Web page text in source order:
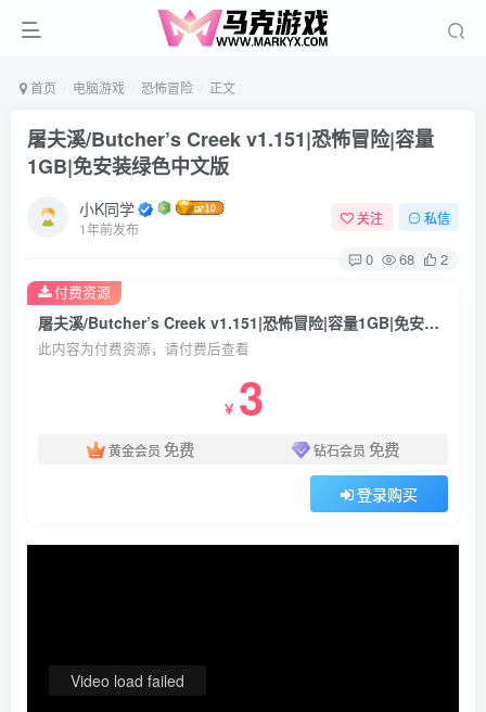
首页 电脑游戏 恐怖冒险 正文
屠夫溪/Butcher’s Creek v1.151|恐怖冒险|容量
1GB|免安装绿色中文版
小K同学
1年前发布
关注 私信
0 68 2
屠夫溪/Butcher’s Creek v1.151|恐怖冒险|容量1GB|免安装绿色中文版
此内容为付费资源，请付费后查看
￥ 3
黄金会员 免费 钻石会员 免费
登录购买
付费资源
Video load failed